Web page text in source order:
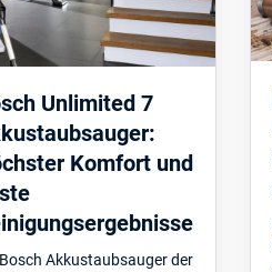
Unlimited 7
Komfort und
Akkustaubsauger der